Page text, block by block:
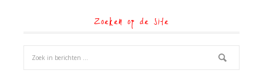
Zoeken op de site